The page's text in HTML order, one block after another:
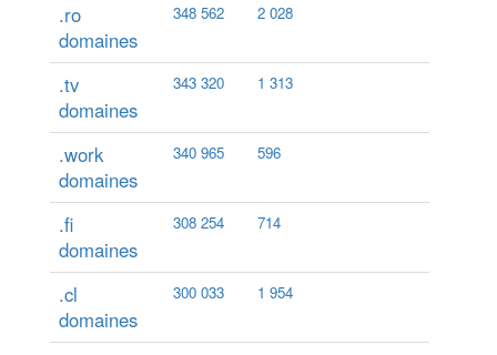
.ro
domaines
348 562 2 028
.tv
domaines
343 320 1 313
.work
domaines
340 965 596
.fi
domaines
308 254 714
.cl
domaines
300 033 1 954